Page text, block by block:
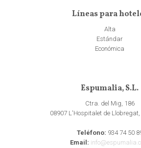
Líneas para
Alta
Estándar
Económica
Espumalia, S.L.
Ctra. del Mig, 186
08907 L'Hospitalet de
Teléfono: 934 74 50
Email: